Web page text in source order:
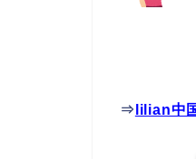
⇒ lilian中